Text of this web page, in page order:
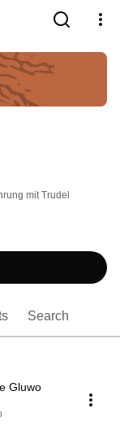
mit Trudel
Search
Gluwo